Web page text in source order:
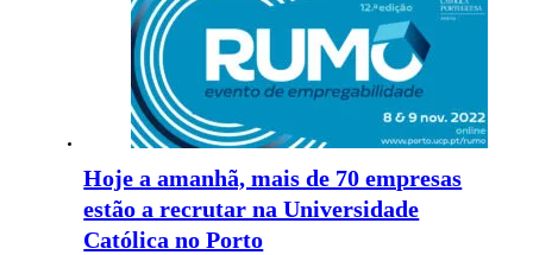
Hoje a amanhã, mais de 70 empresas
estão a recrutar na Universidade
Católica no Porto